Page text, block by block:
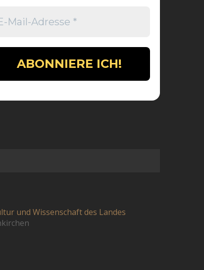
und Wissenschaft des Landes